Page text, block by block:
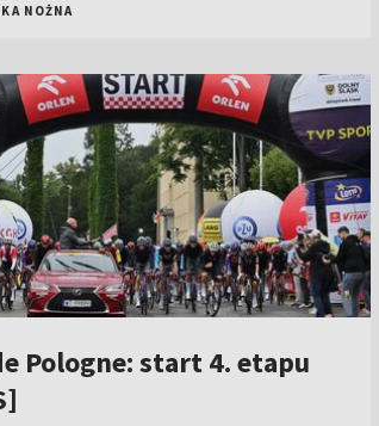
NOŻNA
Pologne: start 4. etapu